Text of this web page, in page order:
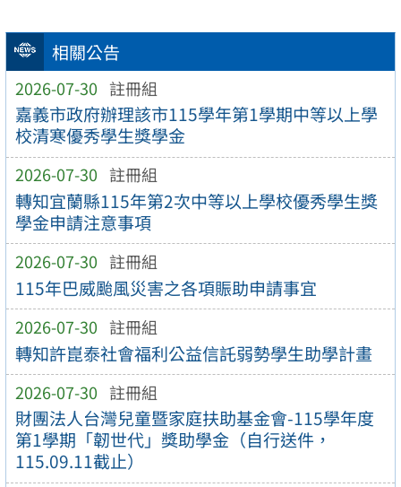
相關公告
2026-07-30 註冊組
嘉義市政府辦理該市115學年第1學期中等以上學
校清寒優秀學生獎學金
2026-07-30 註冊組
轉知宜蘭縣115年第2次中等以上學校優秀學生獎
學金申請注意事項
2026-07-30 註冊組
115年巴威颱風災害之各項賑助申請事宜
2026-07-30 註冊組
轉知許崑泰社會福利公益信託弱勢學生助學計畫
2026-07-30 註冊組
財團法人台灣兒童暨家庭扶助基金會-115學年度
第1學期「韌世代」獎助學金（自行送件，
115.09.11截止）